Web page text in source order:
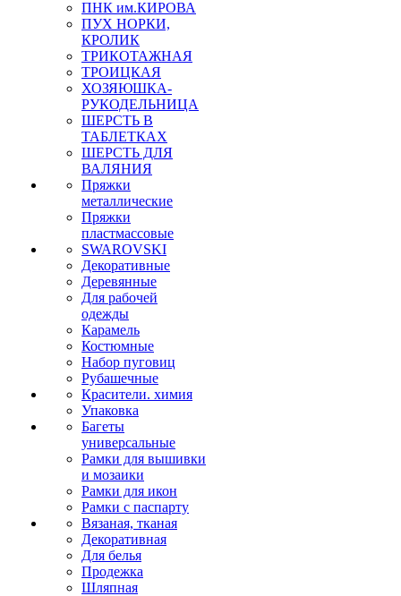
ПНК им.КИРОВА
ПУХ НОРКИ,
КРОЛИК
ТРИКОТАЖНАЯ
ТРОИЦКАЯ
ХОЗЯЮШКА-
РУКОДЕЛЬНИЦА
ШЕРСТЬ В
ТАБЛЕТКАХ
ШЕРСТЬ ДЛЯ
ВАЛЯНИЯ
Пряжки
металлические
Пряжки
пластмассовые
SWAROVSKI
Декоративные
Деревянные
Для рабочей
одежды
Карамель
Костюмные
Набор пуговиц
Рубашечные
Красители. химия
Упаковка
Багеты
универсальные
Рамки для вышивки
и мозаики
Рамки для икон
Рамки с паспарту
Вязаная, тканая
Декоративная
Для белья
Продежка
Шляпная